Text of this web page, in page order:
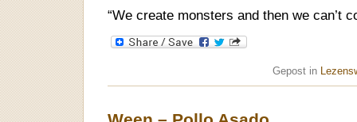
“We create monsters and then we can’t
Gepost in